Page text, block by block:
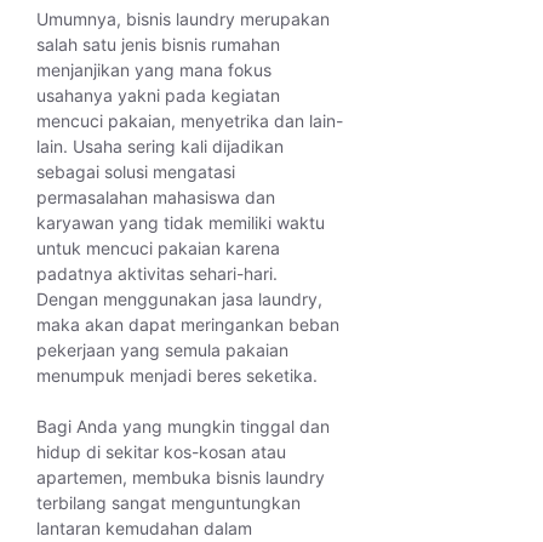
Umumnya, bisnis laundry merupakan
salah satu jenis bisnis rumahan
menjanjikan yang mana fokus
usahanya yakni pada kegiatan
mencuci pakaian, menyetrika dan lain-
lain. Usaha sering kali dijadikan
sebagai solusi mengatasi
permasalahan mahasiswa dan
karyawan yang tidak memiliki waktu
untuk mencuci pakaian karena
padatnya aktivitas sehari-hari.
Dengan menggunakan jasa laundry,
maka akan dapat meringankan beban
pekerjaan yang semula pakaian
menumpuk menjadi beres seketika.
Bagi Anda yang mungkin tinggal dan
hidup di sekitar kos-kosan atau
apartemen, membuka bisnis laundry
terbilang sangat menguntungkan
lantaran kemudahan dalam